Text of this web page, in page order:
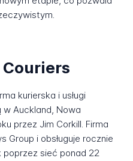
Couriers
kurierska i usługi
Auckland, Nowa
przez Jim Corkill. Firma
Group i obsługuje rocznie
poprzez sieć ponad 22